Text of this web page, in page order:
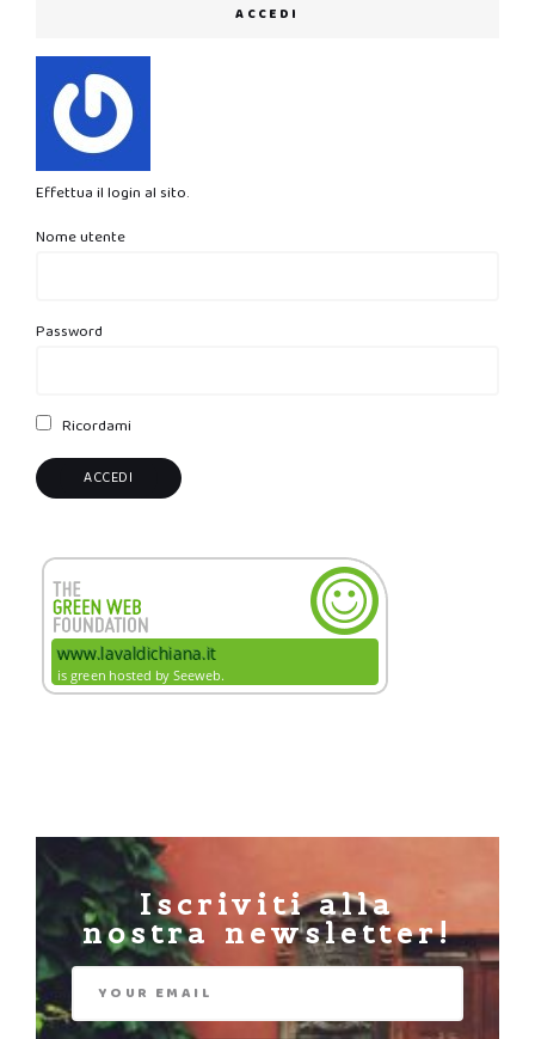
ACCEDI
Effettua il login al sito.
Nome utente
Password
Ricordami
Iscriviti alla
nostra newsletter!